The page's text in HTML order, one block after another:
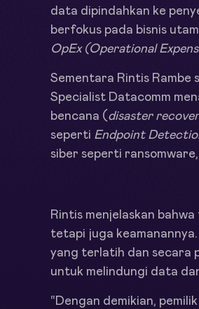
data dipindahkan ke
berfokus pada bisnis
OpEx (Operational
Sementara Rintis
Specialist Datacomm
bencana ( disaster
seperti Endpoint
siber seperti
Rintis menjelaskan
tetapi juga
yang terlatih dan secara
untuk melindungi data
“Dengan demikian,